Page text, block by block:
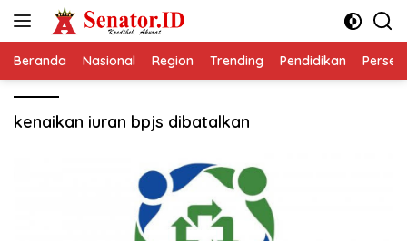
Beranda Nasional Region Trending Pendidikan
kenaikan iuran bpjs dibatalkan